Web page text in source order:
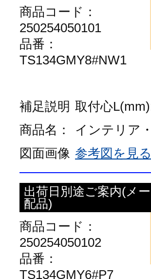
商品コード：
250254050101
品番：
TS134GMY8#NW1
補足説明 取付心
商品名：
インテリア
図面画像 参考図を見る
出荷日別途ご案内(メ
配品)
商品コード：
250254050102
品番：
TS134GMY6#P7